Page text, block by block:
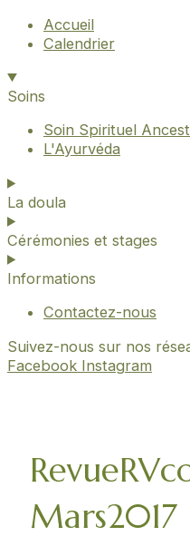
Accueil
Calendrier
Soins
Soin Spirituel
L'Ayurvéda
La doula
Cérémonies et stages
Informations
Contactez-nous
Suivez-nous sur nos
Facebook Instagram
Mars2017